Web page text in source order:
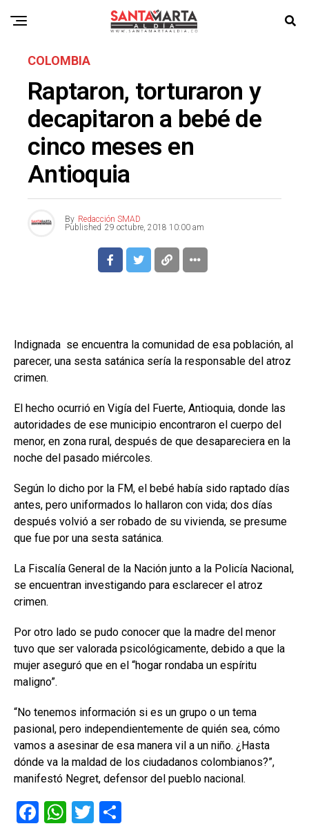
COLOMBIA
Raptaron, torturaron y
decapitaron a bebé de
cinco meses en
Antioquia
By Redacción SMAD
Published 29 octubre, 2018 10:00 am
Indignada se encuentra la comunidad de esa población, al
parecer, una sesta satánica sería la responsable del atroz
crimen.
El hecho ocurrió en Vigía del Fuerte, Antioquia, donde las
autoridades de ese municipio encontraron el cuerpo del
menor, en zona rural, después de que desapareciera en la
noche del pasado miércoles.
Según lo dicho por la FM, el bebé había sido raptado días
antes, pero uniformados lo hallaron con vida; dos días
después volvió a ser robado de su vivienda, se presume
que fue por una sesta satánica.
La Fiscalía General de la Nación junto a la Policía Nacional,
se encuentran investigando para esclarecer el atroz
crimen.
Por otro lado se pudo conocer que la madre del menor
tuvo que ser valorada psicológicamente, debido a que la
mujer aseguró que en el “hogar rondaba un espíritu
maligno”.
“No tenemos información si es un grupo o un tema
pasional, pero independientemente de quién sea, cómo
vamos a asesinar de esa manera vil a un niño. ¿Hasta
dónde va la maldad de los ciudadanos colombianos?”,
manifestó Negret, defensor del pueblo nacional.
F
W T